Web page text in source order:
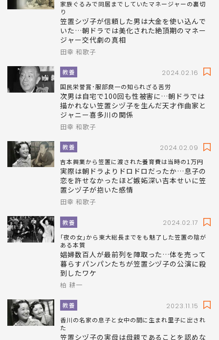
教養 2024.02.29
家族ぐるみで同居までしていたマネージャーの裏切
り
笠置シヅ子が信頼した男は大金を使い込んで
ジャー交代劇の真相
田幸 和歌子
教養 2024.02.16
国民栄誉賞･服部良一の知られざる苦労
次男は自宅で100回も性被害に…朝ドラでは
ジャニー喜多川の関係
田幸 和歌子
教養 2024.02.09
吉本興業から笠置に渡された養育費は当時の1万円
実際は朝ドラよりドロドロだったか…息子の
置シヅ子が抱いた感情
田幸 和歌子
教養 2024.02.17
｢夜の女｣から東大総長までをも魅了した笠置の陰が
ある本質
娼婦数百人が最前列を陣取った…体を売って
到したワケ
柏 耕一
教養 2023.11.15